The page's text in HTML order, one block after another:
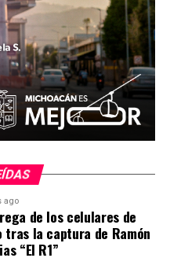
La liberación de
Cárdenas.
Cocina
en Tzintzuntzan.
comunitario:
Larga, en Hidalgo.
López Villegas.
(Turismo
a Carmelo Rivera,
y un premio para José
la categoría de Turismo
ago
de los celulares de
tras la captura de Ramón
“El R1”